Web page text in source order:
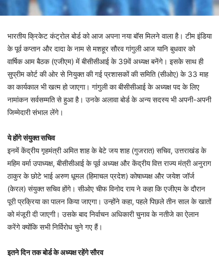
भारतीय क्रिकेट कंट्रोल बोर्ड को आज अपना नया बॉस मिलने वाला है। टीम इंडिया
के पूर्व कप्तान और दादा के नाम से मशहूर सौरव गांगुली आज यानि बुधवार को
वार्षिक आम बैठक (एजीएम) में बीसीसीआई के 39वें अध्यक्ष बनेंगे। इसके साथ ही
सुप्रीम कोर्ट की ओर से नियुक्त की गई प्रशासकों की समिति (सीओए) के 33 माह
का कार्यकाल भी खत्म हो जाएगा। गांगुली का बीसीसीआई के अध्यक्ष पद के लिए
नामांकन सर्वसम्मति से हुआ है। उनके अलावा बोर्ड के अन्य सदस्य भी अपनी-अपनी
जिम्मेदारी संभाल लेंगे।
ये होंगे संयुक्त सचिव
इनमें केंद्रीय गृहमंत्री अमित शाह के बेटे जय शाह (गुजरात) सचिव, उत्तराखंड के
महिम वर्मा उपाध्यक्ष, बीसीसीआई के पूर्व अध्यक्ष और केंद्रीय वित्त राज्य मंत्री अनुराग
ठाकुर के छोटे भाई अरुण धूमल (हिमाचल प्रदेश) कोषाध्यक्ष और जयेश जॉर्ज
(केरल) संयुक्त सचिव होंगे। सीओए चीफ विनोद राय ने कहा कि एजीएम के दौरान
पूरी प्रक्रिया का पालन किया जाएगा। उन्होंने कहा, पहले पिछले तीन साल के खातों
को मंजूरी दी जाएगी। उसके बाद निर्वाचन अधिकारी चुनाव के नतीजे का ऐलान
करेंगे क्योंकि सभी निर्विरोध चुने गए हैं।
इतने दिन तक बोर्ड के अध्यक्ष रहेंगे सौरव